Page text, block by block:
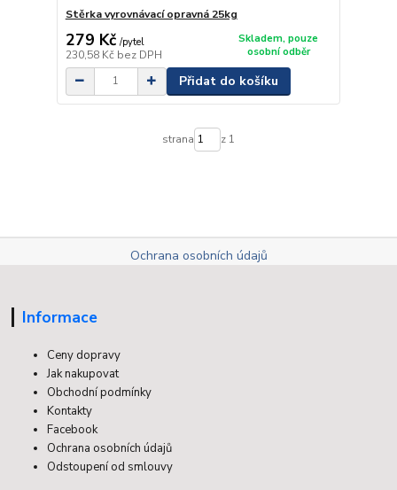
Stěrka vyrovnávací opravná 25kg
279 Kč /pytel
230,58 Kč bez DPH
Skladem, pouze
osobní odběr
Přidat do košíku
strana z 1
Ochrana osobních údajů
Informace
Ceny dopravy
Jak nakupovat
Obchodní podmínky
Kontakty
Facebook
Ochrana osobních údajů
Odstoupení od smlouvy